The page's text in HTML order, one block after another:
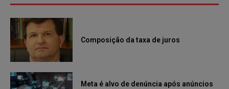
Composição da taxa de juros
Meta é alvo de denúncia após anúncios